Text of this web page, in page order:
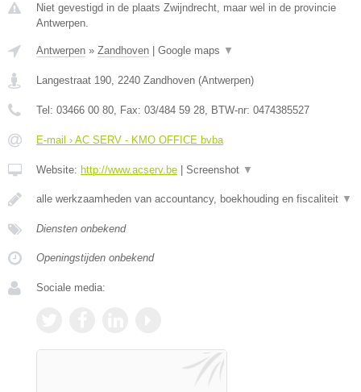
Niet gevestigd in de plaats Zwijndrecht, maar wel in de provincie
Antwerpen.
Antwerpen » Zandhoven Google maps ▼
Langestraat 190, 2240 Zandhoven (Antwerpen)
Tel: 03466 00 80, Fax: 03/484 59 28, BTW-nr: 0474385527
E-mail › AC SERV - KMO OFFICE bvba
Website: http://www.acserv.be Screenshot ▼
alle werkzaamheden van accountancy, boekhouding en fiscaliteit ▼
Diensten onbekend
Openingstijden onbekend
Sociale media: